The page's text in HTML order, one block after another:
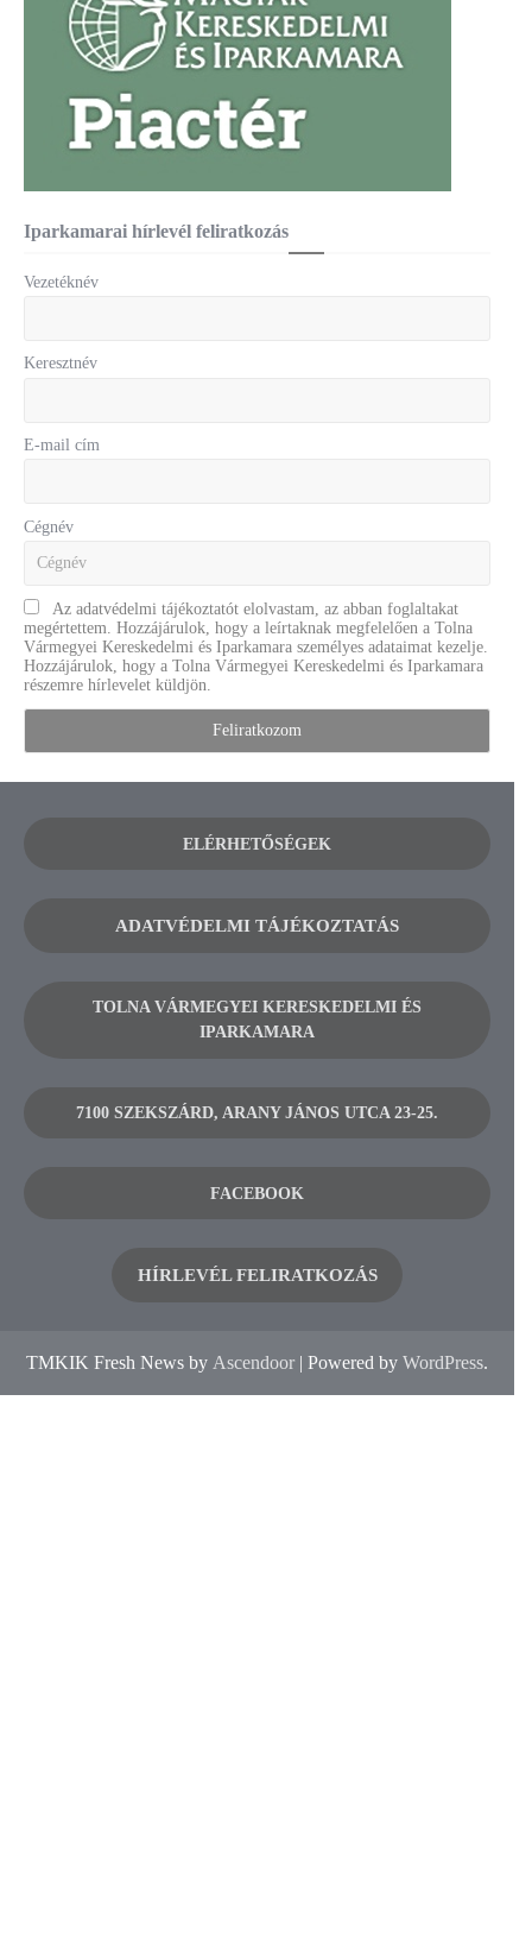
Iparkamarai hírlevél feliratkozás
Vezetéknév
Keresztnév
E-mail cím
Cégnév
Az adatvédelmi tájékoztatót elolvastam, az abban foglaltakat
megértettem. Hozzájárulok, hogy a leírtaknak megfelelően a Tolna
Vármegyei Kereskedelmi és Iparkamara személyes adataimat kezelje.
Hozzájárulok, hogy a Tolna Vármegyei Kereskedelmi és Iparkamara
részemre hírlevelet küldjön.
ELÉRHETŐSÉGEK
ADATVÉDELMI TÁJÉKOZTATÁS
TOLNA VÁRMEGYEI KERESKEDELMI ÉS
IPARKAMARA
7100 SZEKSZÁRD, ARANY JÁNOS UTCA 23-25.
FACEBOOK
HÍRLEVÉL FELIRATKOZÁS
TMKIK Fresh News by Ascendoor | Powered by WordPress.